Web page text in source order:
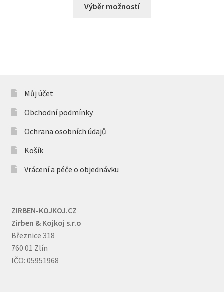
1780 Kč
Výběr možností
Můj účet
Obchodní podmínky
Ochrana osobních údajů
Košík
Vrácení a péče o objednávku
ZIRBEN-KOJKOJ.CZ
Zirben & Kojkoj s.r.o
Březnice 318
760 01 Zlín
IČO: 05951968